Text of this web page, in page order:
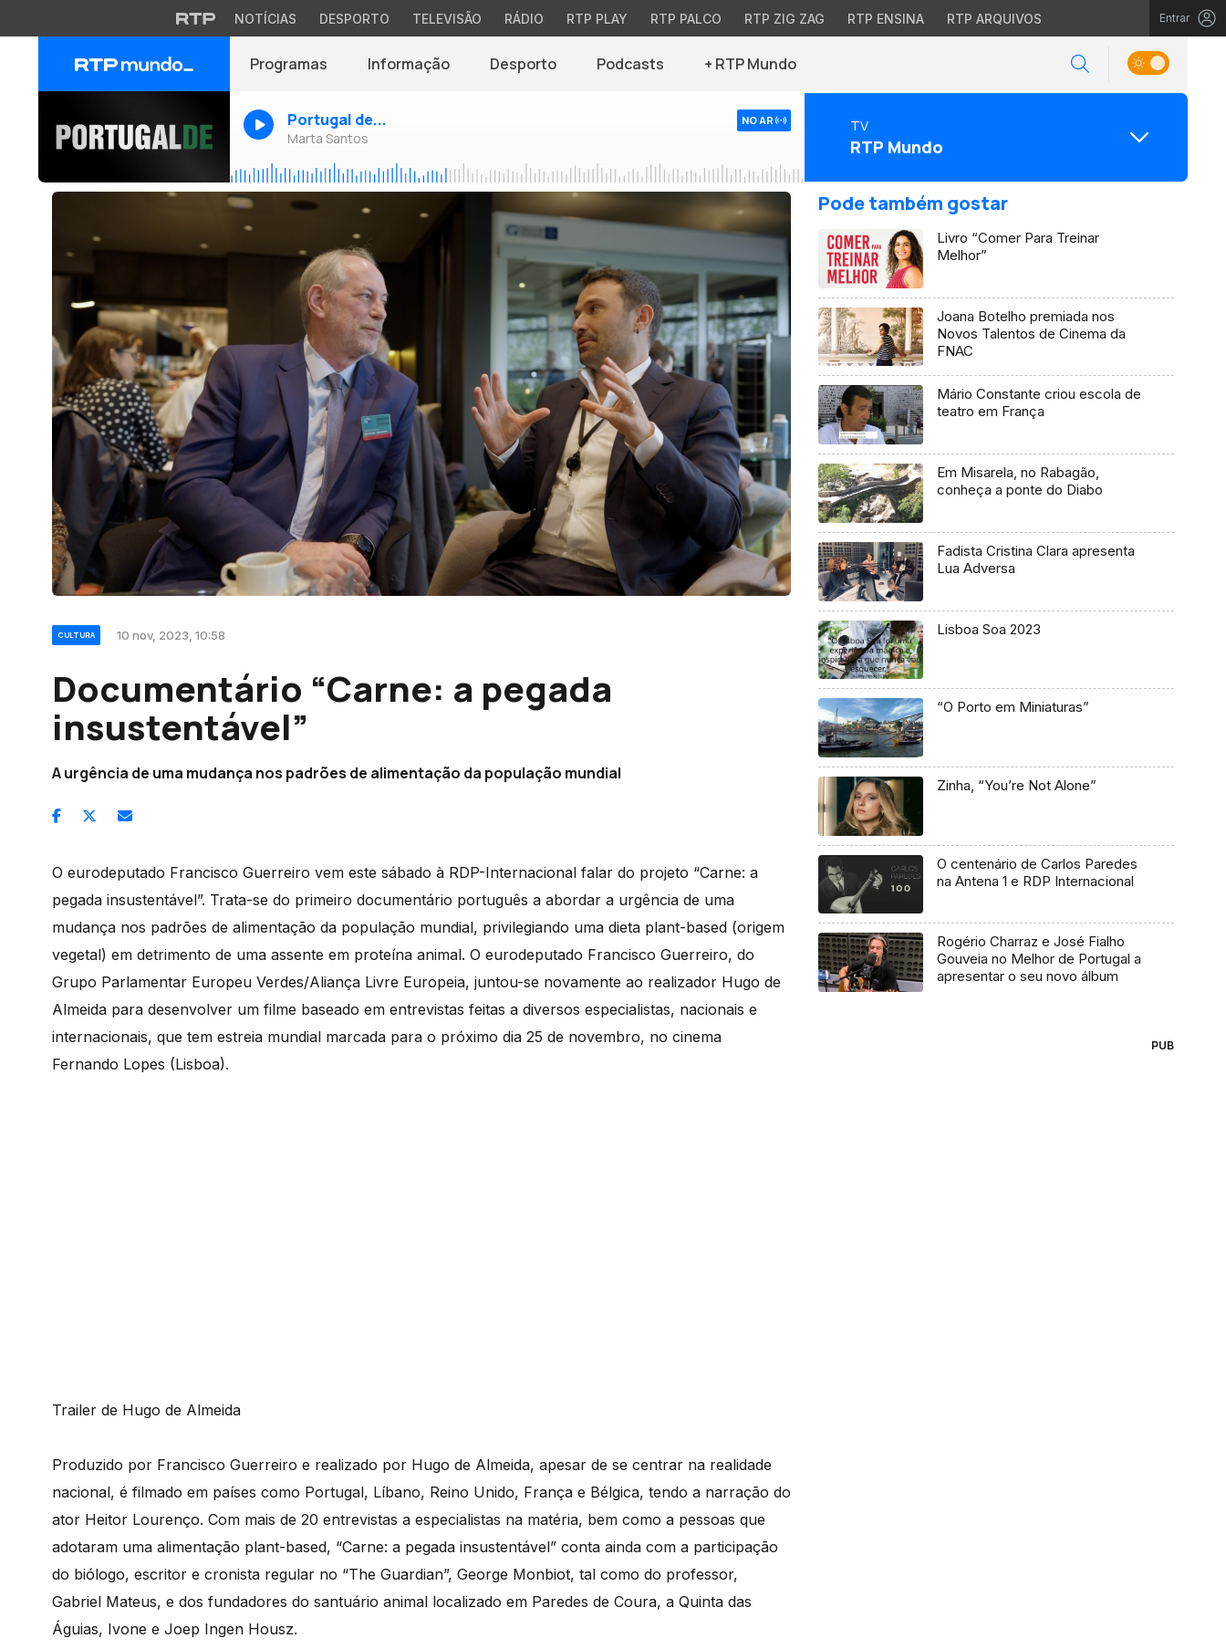
NOTÍCIAS DESPORTO TELEVISÃO RÁDIO RTP PLAY RTP PALCO RTP ZIG ZAG RTP ENSINA RTP ARQUIVOS Entrar
Programas Informação Desporto Podcasts + RTP Mundo
Portugal de...
Marta Santos
NO AR TV
RTP Mundo
CULTURA 10 nov, 2023, 10:58
Documentário “Carne: a pegada
insustentável”
A urgência de uma mudança nos padrões de alimentação da população mundial
O eurodeputado Francisco Guerreiro vem este sábado à RDP-Internacional falar do projeto “Carne: a
pegada insustentável”. Trata-se do primeiro documentário português a abordar a urgência de uma
mudança nos padrões de alimentação da população mundial, privilegiando uma dieta plant-based (origem
vegetal) em detrimento de uma assente em proteína animal. O eurodeputado Francisco Guerreiro, do
Grupo Parlamentar Europeu Verdes/Aliança Livre Europeia, juntou-se novamente ao realizador Hugo de
Almeida para desenvolver um filme baseado em entrevistas feitas a diversos especialistas, nacionais e
internacionais, que tem estreia mundial marcada para o próximo dia 25 de novembro, no cinema
Fernando Lopes (Lisboa).
Trailer de Hugo de Almeida
Produzido por Francisco Guerreiro e realizado por Hugo de Almeida, apesar de se centrar na realidade
nacional, é filmado em países como Portugal, Líbano, Reino Unido, França e Bélgica, tendo a narração do
ator Heitor Lourenço. Com mais de 20 entrevistas a especialistas na matéria, bem como a pessoas que
adotaram uma alimentação plant-based, “Carne: a pegada insustentável” conta ainda com a participação
do biólogo, escritor e cronista regular no “The Guardian”, George Monbiot, tal como do professor,
Gabriel Mateus, e dos fundadores do santuário animal localizado em Paredes de Coura, a Quinta das
Águias, Ivone e Joep Ingen Housz.
Pode também gostar
Livro “Comer Para Treinar
Melhor”
Joana Botelho premiada nos
Novos Talentos de Cinema da
FNAC
Mário Constante criou escola de
teatro em França
Em Misarela, no Rabagão,
conheça a ponte do Diabo
Fadista Cristina Clara apresenta
Lua Adversa
Lisboa Soa 2023
“O Porto em Miniaturas”
Zinha, “You’re Not Alone”
O centenário de Carlos Paredes
na Antena 1 e RDP Internacional
Rogério Charraz e José Fialho
Gouveia no Melhor de Portugal a
apresentar o seu novo álbum
PUB